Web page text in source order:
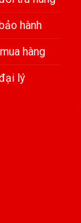
hành
hàng
lý